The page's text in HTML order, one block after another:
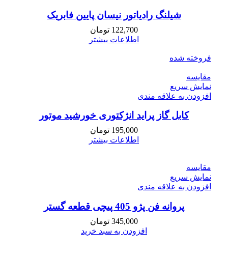
شیلنگ رادیاتور نیسان پایین فابریک
122,700 تومان
اطلاعات بیشتر
فروخته شده
مقايسه
نمایش سریع
افزودن به علاقه مندی
کابل گاز پراید انژکتوری خورشید موتور
195,000 تومان
اطلاعات بیشتر
مقايسه
نمایش سریع
افزودن به علاقه مندی
پروانه فن پژو 405 پیچی قطعه گستر
345,000 تومان
افزودن به سبد خرید